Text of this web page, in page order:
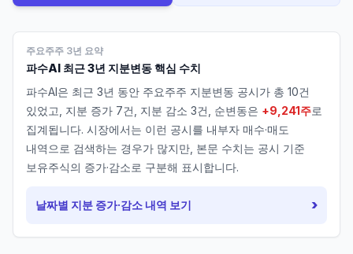
주요주주 3년 요약
파수AI 최근 3년 지분변동 핵심 수치
파수AI은 최근 3년 동안 주요주주 지분변동 공시가 총 10건
있었고, 지분 증가 7건, 지분 감소 3건, 순변동은 +9,241주로
집계됩니다. 시장에서는 이런 공시를 내부자 매수·매도
내역으로 검색하는 경우가 많지만, 본문 수치는 공시 기준
보유주식의 증가·감소로 구분해 표시합니다.
날짜별 지분 증가·감소 내역 보기 ›